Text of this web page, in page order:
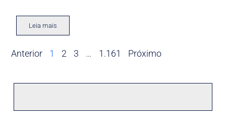
Leia mais
Anterior 1 2 3 … 1.161 Próximo